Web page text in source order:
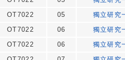
OT7022 05
獨立研究
OT7022 06
獨立研究
OT7022 06
獨立研究